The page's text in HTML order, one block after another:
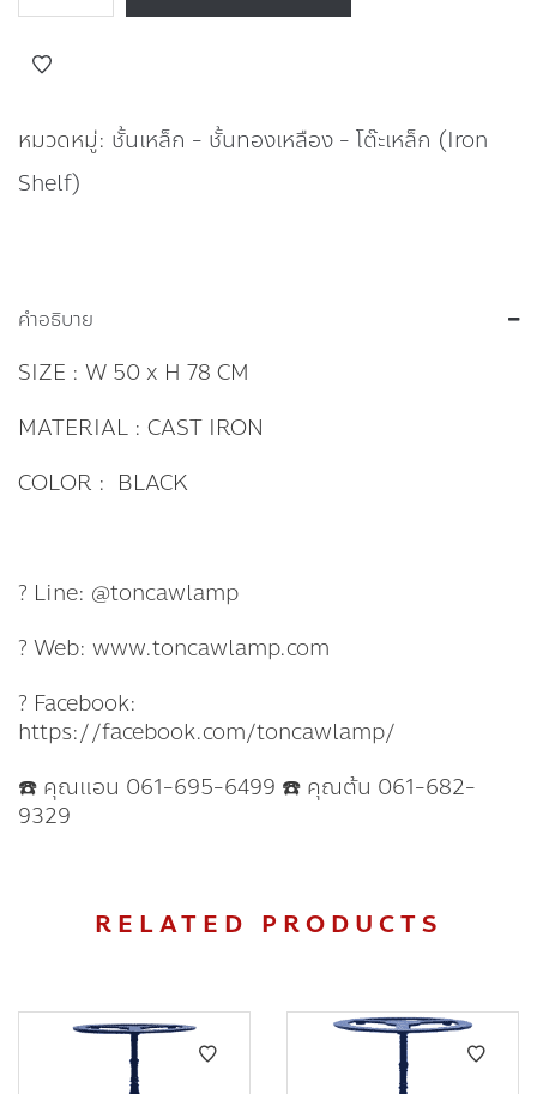
หมวดหมู่: ชั้นเหล็ก - ชั้นทองเหลือง - โต๊ะเหล็ก (Iron
Shelf)
คำอธิบาย
SIZE : W 50 x H 78 CM
MATERIAL : CAST IRON
COLOR : BLACK
? Line: @toncawlamp
? Web: www.toncawlamp.com
? Facebook:
https://facebook.com/toncawlamp/
☎️ คุณแอน 061-695-6499 ☎️ คุณต้น 061-682-
9329
RELATED PRODUCTS